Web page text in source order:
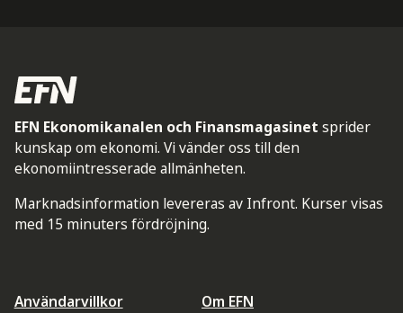
EFN Ekonomikanalen och Finansmagasinet sprider
kunskap om ekonomi. Vi vänder oss till den
ekonomiintresserade allmänheten.
Marknadsinformation levereras av Infront. Kurser visas
med 15 minuters fördröjning.
Användarvillkor
Om EFN